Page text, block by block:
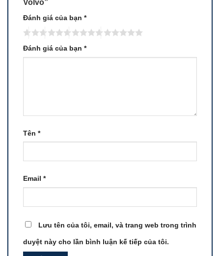
Volvo”
Đánh giá của bạn *
Đánh giá của bạn *
Tên *
Email *
Lưu tên của tôi, email, và trang web trong trình
duyệt này cho lần bình luận kế tiếp của tôi.